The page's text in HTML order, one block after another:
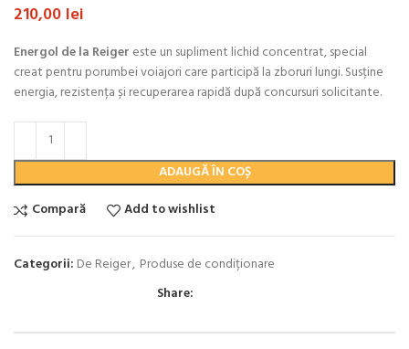
210,00 lei
Energol de la Reiger este un supliment lichid concentrat, special
creat pentru porumbei voiajori care participă la zboruri lungi. Susține
energia, rezistența și recuperarea rapidă după concursuri solicitante.
ADAUGĂ ÎN COȘ
Compară
Add to wishlist
Categorii: De Reiger, Produse de condiționare
Share: